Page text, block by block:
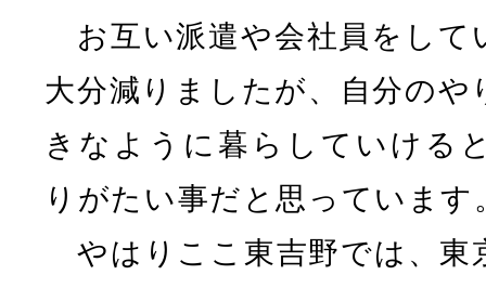
お互い派遣や会社員をして
大分減りましたが、自分の
きなように暮らしていける
りがたい事だと思っています
やはりここ東吉野では、東